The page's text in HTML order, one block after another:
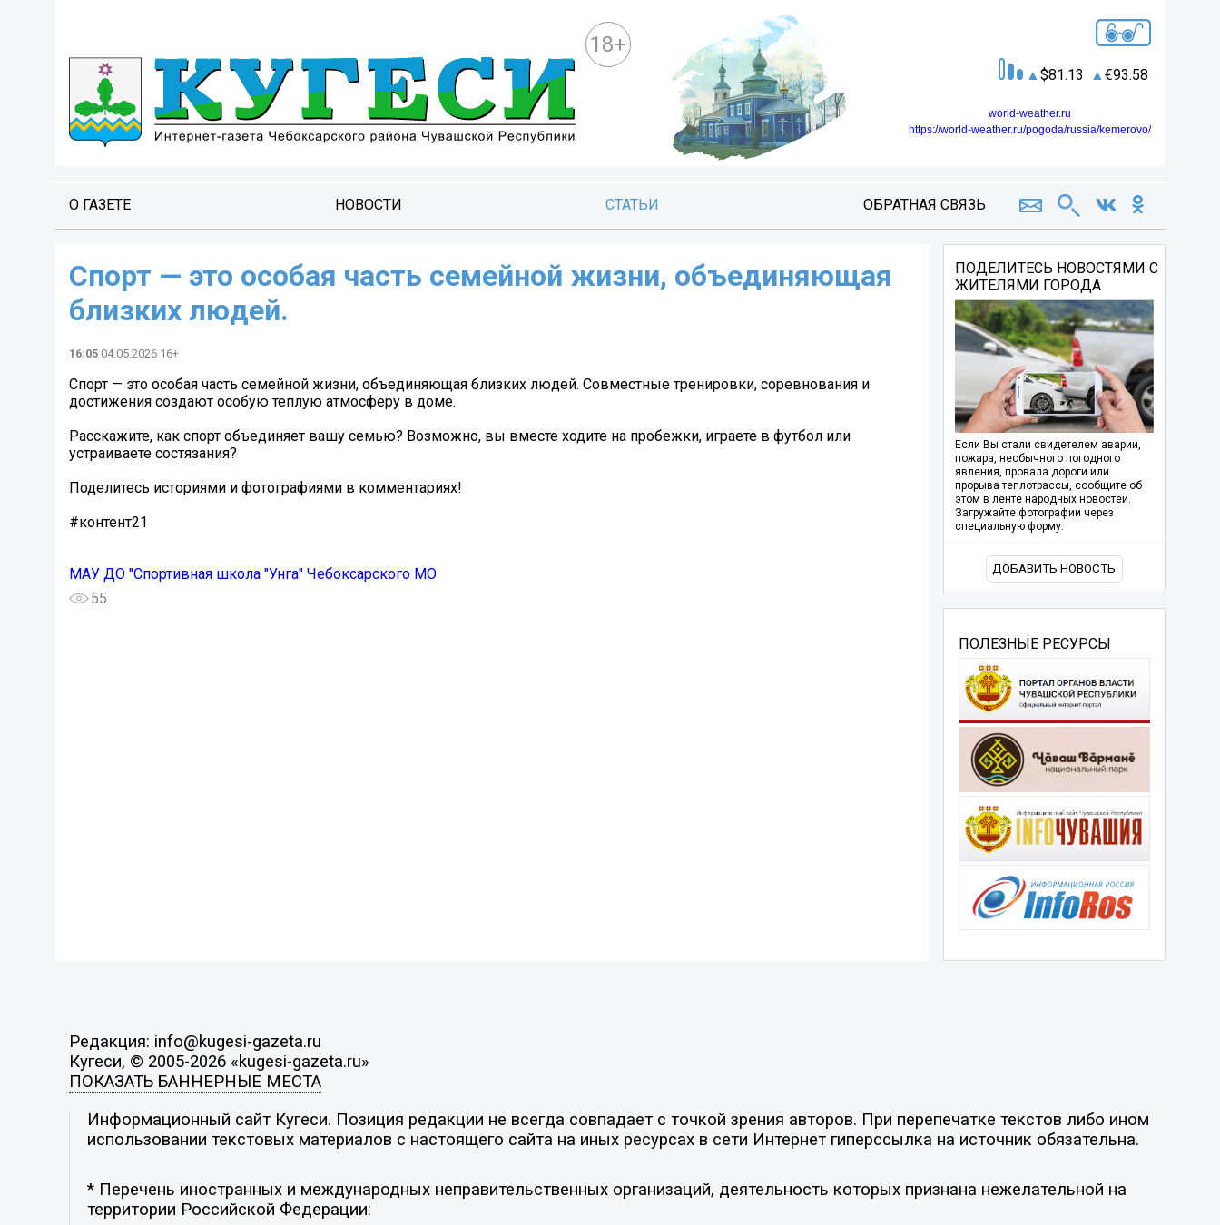
18+
81.13 93.58
world-weather.ru
https://world-weather.ru/pogoda/russia/kemerovo/
О ГАЗЕТЕ НОВОСТИ СТАТЬИ ОБРАТНАЯ СВЯЗЬ
Спорт — это особая часть семейной жизни, объединяющая
близких людей.
16:05 04.05.2026 16+
Спорт — это особая часть семейной жизни, объединяющая близких людей. Совместные тренировки, соревнования и
достижения создают особую теплую атмосферу в доме.
Расскажите, как спорт объединяет вашу семью? Возможно, вы вместе ходите на пробежки, играете в футбол или
устраиваете состязания?
Поделитесь историями и фотографиями в комментариях!
#контент21
МАУ ДО "Спортивная школа "Унга" Чебоксарского МО
55
ПОДЕЛИТЕСЬ НОВОСТЯМИ С
ЖИТЕЛЯМИ ГОРОДА
Если Вы стали свидетелем аварии,
пожара, необычного погодного
явления, провала дороги или
прорыва теплотрассы, сообщите об
этом в ленте народных новостей.
Загружайте фотографии через
специальную форму.
ДОБАВИТЬ НОВОСТЬ
ПОЛЕЗНЫЕ РЕСУРСЫ
Редакция: info@kugesi-gazeta.ru
Кугеси, © 2005-2026 «kugesi-gazeta.ru»
ПОКАЗАТЬ БАННЕРНЫЕ МЕСТА
Информационный сайт Кугеси. Позиция редакции не всегда совпадает с точкой зрения авторов. При перепечатке текстов либо ином
использовании текстовых материалов с настоящего сайта на иных ресурсах в сети Интернет гиперссылка на источник обязательна.
* Перечень иностранных и международных неправительственных организаций, деятельность которых признана нежелательной на
территории Российской Федерации: